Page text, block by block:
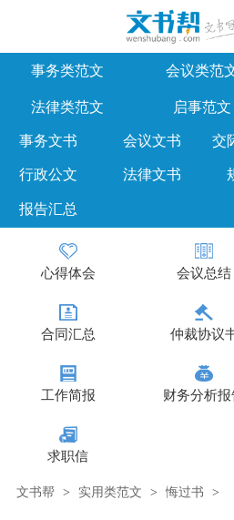
事务类范文 会议类范
法律类范文 启事范文
事务文书 会议文书 交
行政公文 法律文书
报告汇总
心得体会 会议总结
合同汇总 仲裁协议
工作简报 财务分析报
求职信
文书帮 > 实用类范文 > 悔过书 >